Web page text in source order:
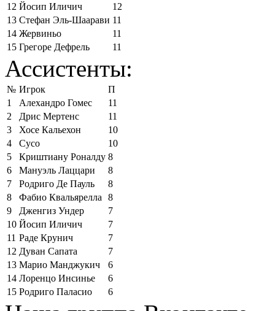
12 Йосип Иличич
12
13 Стефан Эль-Шаарави 11
14 Жервиньо
11
15 Грегоре Дефрель 11
Ассистенты:
№ Игрок
П
1
Алехандро Гомес
11
2
Дрис Мертенс
11
3
Хосе Кальехон
10
4
Сусо
10
5
Криштиану Роналду 8
6
Мануэль Лаццари
8
7
Родриго Де Пауль
8
8
Фабио Квальярелла
8
9
Дженгиз Ундер
7
10 Йосип Иличич
7
11 Раде Крунич
7
12 Дуван Сапата
7
13 Марио Манджукич
6
14 Лоренцо Инсинье
6
15 Родриго Паласио 6